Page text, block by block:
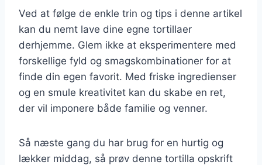
Ved at følge de enkle trin og tips i denne artikel
kan du nemt lave dine egne tortillaer
derhjemme. Glem ikke at eksperimentere med
forskellige fyld og smagskombinationer for at
finde din egen favorit. Med friske ingredienser
og en smule kreativitet kan du skabe en ret,
der vil imponere både familie og venner.
Så næste gang du har brug for en hurtig og
lækker middag, så prøv denne tortilla opskrift